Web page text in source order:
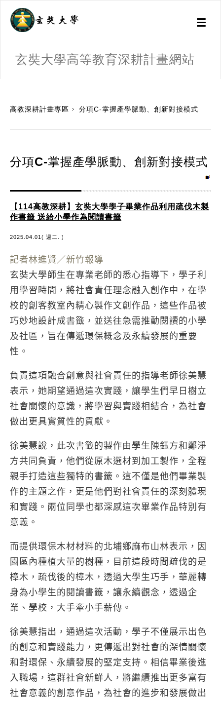
Toggle
玄奘大學高等教育深耕計畫網站
高教深耕計畫專區 分項C-掌握產學脈動、創新對接模式
分項C-掌握產學脈動、創新對接模式
【114高教深耕】玄奘大學學子畢業作品利用疏伐木製
作書籤 送給小學作為閱讀書籤
2025.04.01( 週二. )
記者林進賢／新竹報導
玄奘大學師生在專業老師的悉心指導下，學子利
用學習時間，將社會責任理念融入創作中，在學
校的創客教室內精心製作文創作品，這些作品被
巧妙地設計成書籤，並送往急需推動閱讀的小學
及社區，旨在傳遞環保概念及永續發展的重要
性。
負責這項融合創意與社會責任的指導老師徐美慧
表示，她期望通過這次實踐，讓學生們早日樹立
社會關懷的意識，將學習與實踐相結合，為社會
做出更具實質性的貢獻。
徐美慧說，此次書籤的製作由學生陳鈺方和鄭淨
方共同負責，他們從原木選材到加工製作，全程
親手打造這些獨特的書籤。這不僅是他們畢業製
作的主題之作，更是他們對社會責任的深刻體現
和實踐。兩位同學也都深感這次畢業作品特別有
意義。
而提供環保木材材料的北埔鄉麻布山林表示，因
園區內種植大量的樹種，目前這段時間疏伐的是
樟木，疏伐後的樟木，透過大學生巧手，華麗轉
身為小學生的閱讀書籤，讓永續觀念，透過企
業、學校，大手牽小手薪傳。
徐美慧指出，通過這次活動，學子不僅展示出色
的創意和實踐能力，更傳遞出對社會的深情關懷
和對環保、永續發展的堅定支持。相信畢業後進
入職場，這群社會新鮮人，將繼續推出更多富有
社會意義的創意作品，為社會的進步和發展做出